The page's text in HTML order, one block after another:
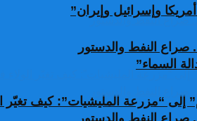
النفط والدستور
إلى “مزرعة المليشيات”: كيف تغيّر
وإسرائيل وإيران”
السماء”
النفط والدستور